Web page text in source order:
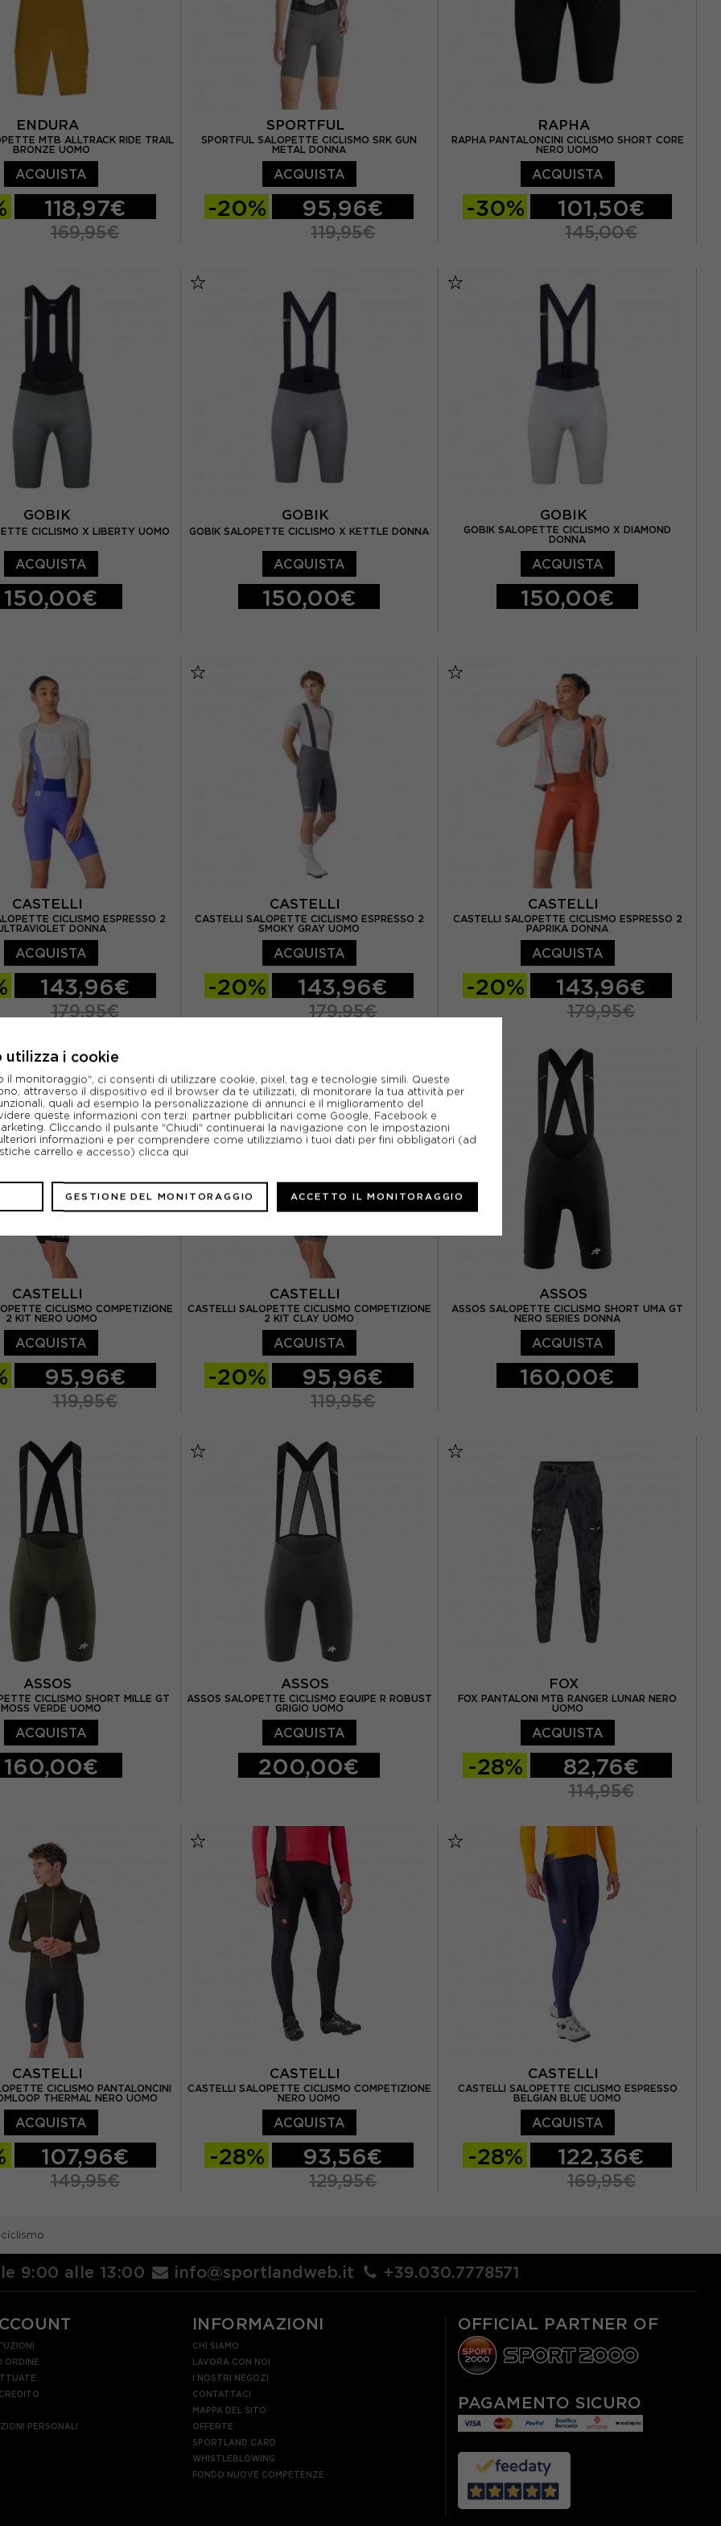
ENDURA
MTB ALLTRACK RIDE TRAIL
BRONZE UOMO
ACQUISTA
118,97€
169,95€
SPORTFUL
SPORTFUL SALOPETTE CICLISMO SRK GUN
METAL DONNA
ACQUISTA
-20% 95,96€
119,95€
RAPHA
RAPHA PANTALONCINI CICLISMO SHORT CORE
NERO UOMO
ACQUISTA
-30% 101,50€
145,00€
GOBIK
CICLISMO X LIBERTY UOMO
ACQUISTA
150,00€
GOBIK
GOBIK SALOPETTE CICLISMO X KETTLE DONNA
ACQUISTA
150,00€
GOBIK
GOBIK SALOPETTE CICLISMO X DIAMOND
DONNA
ACQUISTA
150,00€
CASTELLI
CICLISMO ESPRESSO 2
DONNA
ACQUISTA
143,96€
179,95€
CASTELLI
CASTELLI SALOPETTE CICLISMO ESPRESSO 2
SMOKY GRAY UOMO
ACQUISTA
-20% 143,96€
179,95€
CASTELLI
CASTELLI SALOPETTE CICLISMO ESPRESSO 2
PAPRIKA DONNA
ACQUISTA
-20% 143,96€
179,95€
CASTELLI
CICLISMO COMPETIZIONE
2 KIT NERO UOMO
3XL
ACQUISTA
95,96€
119,95€
CASTELLI
CASTELLI SALOPETTE CICLISMO COMPETIZIONE
2 KIT CLAY UOMO
ACQUISTA
-20% 95,96€
119,95€
ASSOS
ASSOS SALOPETTE CICLISMO SHORT UMA GT
NERO SERIES DONNA
ACQUISTA
160,00€
ASSOS
CICLISMO SHORT MILLE GT
MOSS VERDE UOMO
ACQUISTA
160,00€
ASSOS
ASSOS SALOPETTE CICLISMO EQUIPE R ROBUST
GRIGIO UOMO
ACQUISTA
200,00€
FOX
FOX PANTALONI MTB RANGER LUNAR NERO
UOMO
ACQUISTA
-28% 82,76€
114,95€
CASTELLI
CICLISMO PANTALONCINI
THERMAL NERO UOMO
ACQUISTA
107,96€
149,95€
CASTELLI
CASTELLI SALOPETTE CICLISMO COMPETIZIONE
NERO UOMO
ACQUISTA
-28% 93,56€
129,95€
CASTELLI
CASTELLI SALOPETTE CICLISMO ESPRESSO
BELGIAN BLUE UOMO
ACQUISTA
-28% 122,36€
169,95€
9:00 alle 13:00 info@sportlandweb.it +39.030.7778571
ORDINE
PERSONALI
INFORMAZIONI
CHI SIAMO
LAVORA CON NOI
I NOSTRI NEGOZI
CONTATTACI
MAPPA DEL SITO
OFFERTE
SPORTLAND CARD
WHISTLEBLOWING
FONDO NUOVE COMPETENZE
OFFICIAL PARTNER OF
PAGAMENTO SICURO
utilizza i cookie
il monitoraggio", ci consenti di utilizzare cookie, pixel, tag e tecnologie simili. Queste
attraverso il dispositivo ed il browser da te utilizzati, di monitorare la tua attività per
quali ad esempio la personalizzazione di annunci e il miglioramento del
queste informazioni con terzi: partner pubblicitari come Google, Facebook e
Cliccando il pulsante "Chiudi" continuerai la navigazione con le impostazioni
informazioni e per comprendere come utilizziamo i tuoi dati per fini obbligatori (ad
carrello e accesso) clicca qui
GESTIONE DEL MONITORAGGIO ACCETTO IL MONITORAGGIO